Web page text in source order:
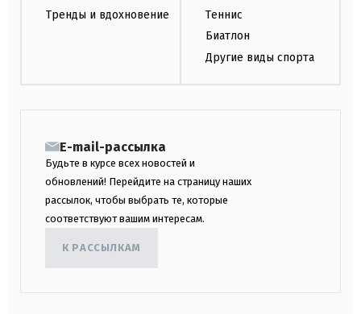
Тренды и вдохновение
Теннис
Биатлон
Другие виды спорта
E-mail-рассылка
Будьте в курсе всех новостей и
обновлений! Перейдите на страницу наших
рассылок, чтобы выбрать те, которые
соответствуют вашим интересам.
К РАССЫЛКАМ